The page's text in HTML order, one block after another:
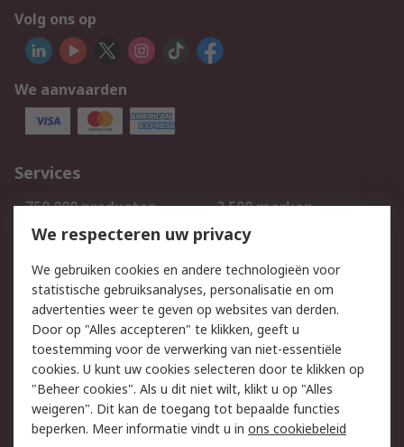
Volg ons op
We aanvaarden
Services
750.000 producten
2.500 merken
Bestellen
Inkoopoplossingen
Track & Trace
Wettelijk
Cookiebeleid
Email veiligheid
Privacybeleid
Websitevoorwaarden
Algemene
verkoopvoorwaarden
We respecteren uw privacy
We gebruiken cookies en andere technologieën voor
statistische gebruiksanalyses, personalisatie en om
advertenties weer te geven op websites van derden.
Door op "Alles accepteren" te klikken, geeft u
toestemming voor de verwerking van niet-essentiële
cookies. U kunt uw cookies selecteren door te klikken op
"Beheer cookies". Als u dit niet wilt, klikt u op "Alles
weigeren". Dit kan de toegang tot bepaalde functies
beperken. Meer informatie vindt u in ons cookiebeleid